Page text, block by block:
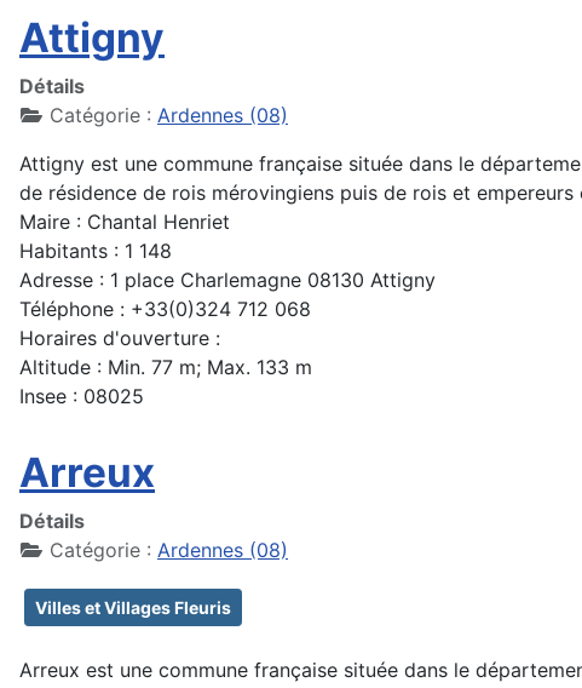
Attigny
Détails
Catégorie : Ardennes (08)
Attigny est une commune française située dans le
de résidence de rois mérovingiens puis de rois et
Maire : Chantal Henriet
Habitants : 1 148
Adresse : 1 place Charlemagne 08130 Attigny
Téléphone : +33(0)324 712 068
Horaires d'ouverture :
Altitude : Min. 77 m; Max. 133 m
Insee : 08025
Arreux
Détails
Catégorie : Ardennes (08)
Villes et Villages Fleuris
Arreux est une commune française située dans le